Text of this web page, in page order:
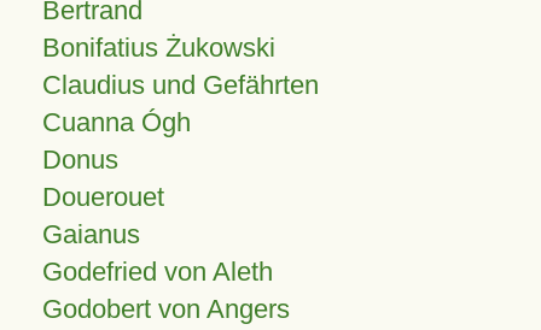
Bertrand
Bonifatius Żukowski
Claudius und Gefährten
Cuanna Ógh
Donus
Douerouet
Gaianus
Godefried von Aleth
Godobert von Angers